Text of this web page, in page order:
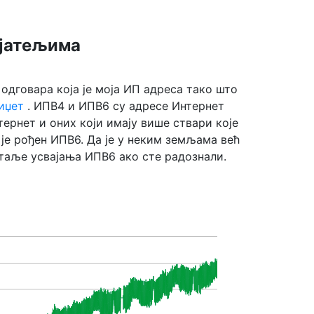
која је моја ИП адреса тако што
. ИПВ4 и ИПВ6 су адресе Интернет
и оних који имају више ствари које
рођен ИПВ6. Да је у неким земљама већ
усвајања ИПВ6 ако сте радознали.